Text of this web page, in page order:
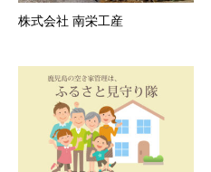
株式会社 南栄工産